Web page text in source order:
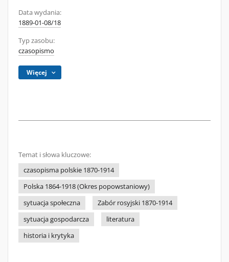
Data wydania:
1889-01-08/18
Typ zasobu:
czasopismo
Więcej
Temat i słowa kluczowe:
czasopisma polskie 1870-1914
Polska 1864-1918 (Okres popowstaniowy)
sytuacja społeczna
Zabór rosyjski 1870-1914
sytuacja gospodarcza
literatura
historia i krytyka